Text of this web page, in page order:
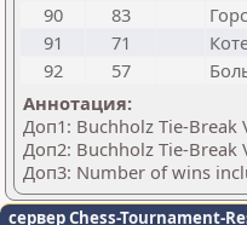
90
83
91
71
92
57
Аннотация:
Доп1: Buchholz Tie-Break
Доп2: Buchholz Tie-Break
Доп3: Number of wins
сервер Chess-Tournament-